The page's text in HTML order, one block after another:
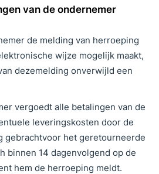
van de ondernemer
de melding van herroeping
wijze mogelijk maakt,
dezemelding onverwijld een
vergoedt alle betalingen van de
leveringskosten door de
gebrachtvoor het geretourneerde
binnen 14 dagenvolgend op de
hem de herroeping meldt.